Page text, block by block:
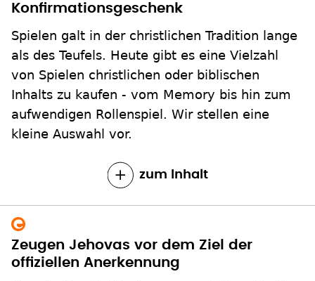
Konfirmationsgeschenk
Spielen galt in der christlichen Tradition lange
als des Teufels. Heute gibt es eine Vielzahl
von Spielen christlichen oder biblischen
Inhalts zu kaufen - vom Memory bis hin zum
aufwendigen Rollenspiel. Wir stellen eine
kleine Auswahl vor.
zum Inhalt
Zeugen Jehovas vor dem Ziel der
offiziellen Anerkennung